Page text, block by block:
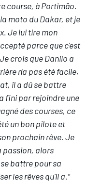
course, à Portimão.
moto du Dakar, et je
Je lui tire mon
parce que c'est
crois que Danilo a
n'a pas été facile,
il a dû se battre
fini par rejoindre une
des courses, ce
un bon pilote et
prochain rêve. Je
passion, alors
battre pour sa
les rêves qu'il a."